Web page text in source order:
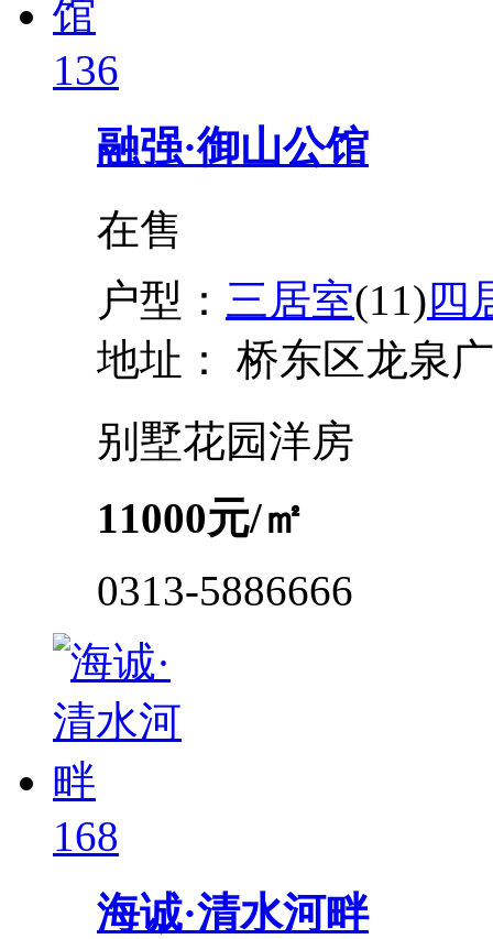
136
融强·御山公馆
在售
户型： 三居室(11)四
地址：
桥东区龙泉
别墅花园洋房
11000元/㎡
0313-5886666
168
海诚·清水河畔